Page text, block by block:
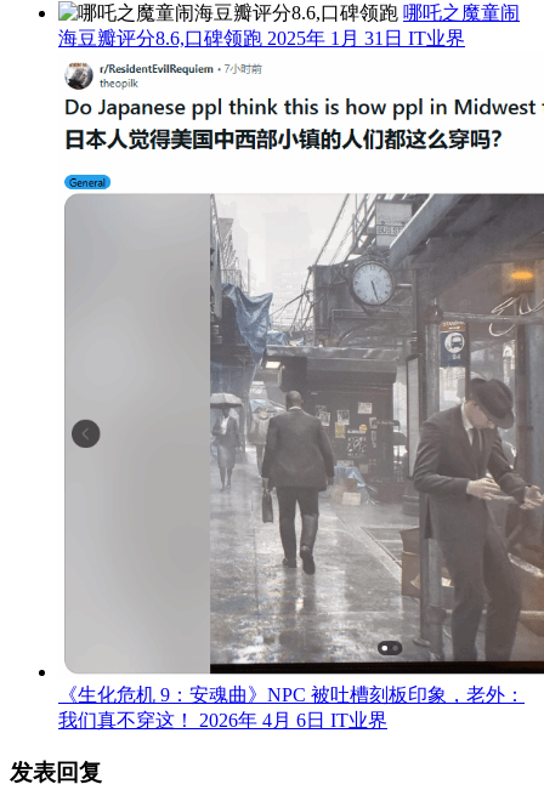
哪吒之魔童闹
海豆瓣评分8.6,口碑领跑 2025年 1月 31日 IT业界
《生化危机 9：安魂曲》NPC 被吐槽刻板印象，老外：
我们真不穿这！ 2026年 4月 6日 IT业界
发表回复